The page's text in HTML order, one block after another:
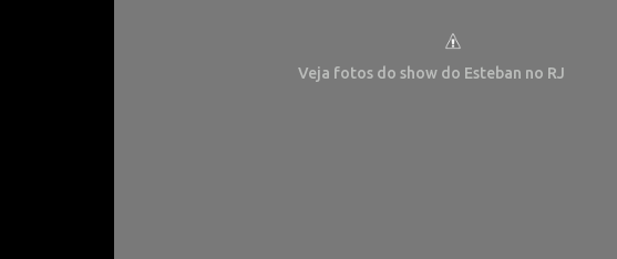
Veja fotos do show do Esteban no RJ